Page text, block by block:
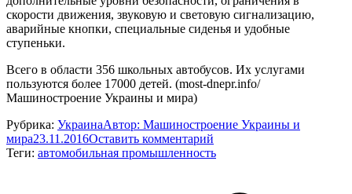
скорости движения, звуковую и световую сигнализацию,
аварийные кнопки, специальные сиденья и удобные
ступеньки.
Всего в области 356 школьных автобусов. Их услугами
пользуются более 17000 детей. (most-dnepr.info/
Машиностроение Украины и мира)
Рубрика: УкраинаАвтор: Машиностроение Украины и
мира23.11.2016Оставить комментарий
Теги: автомобильная промышленность